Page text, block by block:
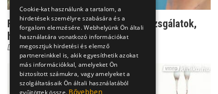
Férfimeddőség: Ezek a legújabb vizsgálatok,
hogy megtudd az ...
Dr. Fülöp István
Cookie-kat használunk a tartalom, a
hirdetések személyre szabására és a
forgalom elemzésére. Webhelyünk Ön általi
használatára vonatkozó információkat
megosztjuk hirdetési és elemző
partnereinkkel is, akik egyesíthetik azokat
más információkkal, amelyeket Ön
biztosított számukra, vagy amelyeket a
szolgáltatásaik Ön általi használatából
gyűjtöttek össze. Bővebben